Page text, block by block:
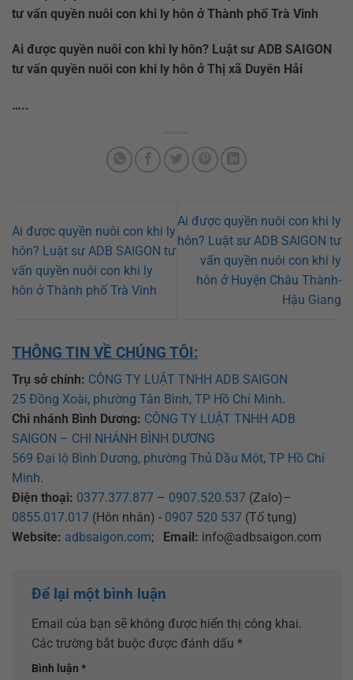
tư vấn quyền nuôi con khi ly hôn ở Thành phố Trà Vinh
Ai được quyền nuôi con khi ly hôn? Luật sư ADB SAIGON
tư vấn quyền nuôi con khi ly hôn ở Thị xã Duyên Hải
…..
Ai được quyền nuôi con khi ly
hôn? Luật sư ADB SAIGON tư
vấn quyền nuôi con khi ly
hôn ở Thành phố Trà Vinh
Ai được quyền nuôi con khi ly
hôn? Luật sư ADB SAIGON tư
vấn quyền nuôi con khi ly
hôn ở Huyện Châu Thành-
Hậu Giang
THÔNG TIN VỀ CHÚNG TÔI:
Trụ sở chính: CÔNG TY LUẬT TNHH ADB SAIGON
25 Đồng Xoài, phường Tân Bình, TP Hồ Chí Minh.
Chi nhánh Bình Dương: CÔNG TY LUẬT TNHH ADB
SAIGON – CHI NHÁNH BÌNH DƯƠNG
569 Đại lộ Bình Dương, phường Thủ Dầu Một, TP Hồ Chí
Minh.
Điện thoại: 0377.377.877 – 0907.520.537 (Zalo)–
0855.017.017 (Hôn nhân) - 0907 520 537 (Tố tụng)
Website: adbsaigon.com; Email: info@adbsaigon.com
Để lại một bình luận
Email của bạn sẽ không được hiển thị công khai.
Các trường bắt buộc được đánh dấu *
Bình luận *